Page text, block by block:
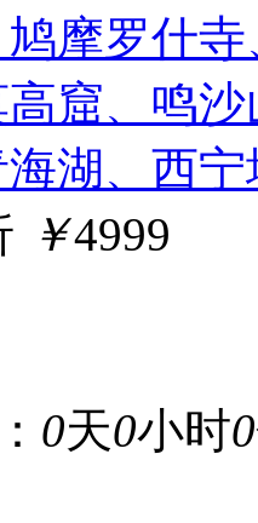
摩罗什
窟、鸣
湖、西
￥4999
0天0小时0